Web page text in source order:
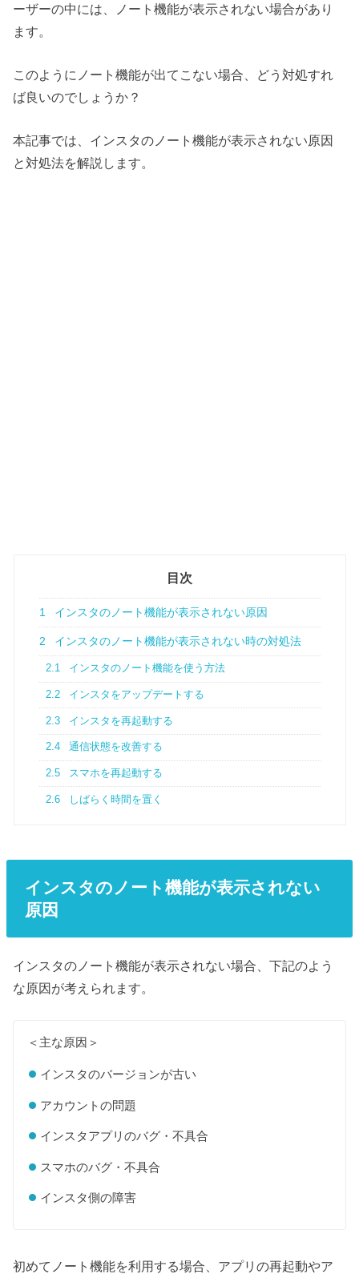
ーザーの中には、ノート機能が表示されない場合があり
ます。
このようにノート機能が出てこない場合、どう対処すれ
ば良いのでしょうか？
本記事では、インスタのノート機能が表示されない原因
と対処法を解説します。
目次
1 インスタのノート機能が表示されない原因
2 インスタのノート機能が表示されない時の対処法
2.1 インスタのノート機能を使う方法
2.2 インスタをアップデートする
2.3 インスタを再起動する
2.4 通信状態を改善する
2.5 スマホを再起動する
2.6 しばらく時間を置く
インスタのノート機能が表示されない
原因
インスタのノート機能が表示されない場合、下記のよう
な原因が考えられます。
＜主な原因＞
インスタのバージョンが古い
アカウントの問題
インスタアプリのバグ・不具合
スマホのバグ・不具合
インスタ側の障害
初めてノート機能を利用する場合、アプリの再起動やア